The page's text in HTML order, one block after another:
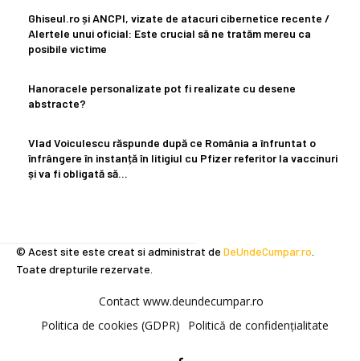
Ghiseul.ro și ANCPI, vizate de atacuri cibernetice recente /
Alertele unui oficial: Este crucial să ne tratăm mereu ca
posibile victime
Hanoracele personalizate pot fi realizate cu desene
abstracte?
Vlad Voiculescu răspunde după ce România a înfruntat o
înfrângere în instanță în litigiul cu Pfizer referitor la vaccinuri
și va fi obligată să...
© Acest site este creat si administrat de DeUndeCumpar.ro
Toate drepturile rezervate.
Contact www.deundecumpar.ro
Politica de cookies (GDPR)
Politică de confidențialitate